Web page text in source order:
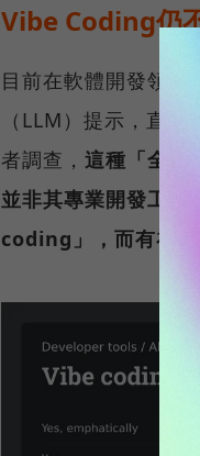
Vibe Coding仍
目前在軟體開發領域
（LLM）提示，直
者調查， 這種「全自
並非其專業開發工
coding」，而有在